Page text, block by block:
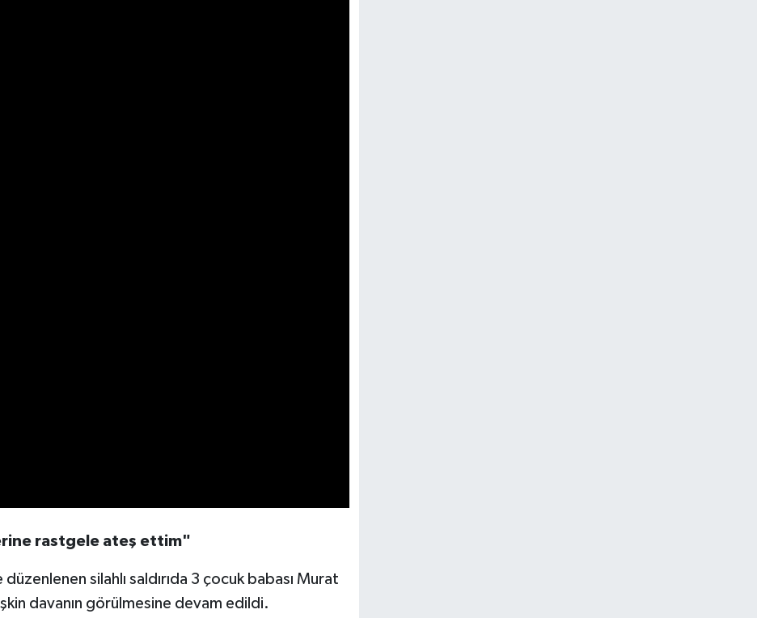
rastgele ateş ettim"
silahlı saldırıda 3 çocuk babası Murat
davanın görülmesine devam edildi.